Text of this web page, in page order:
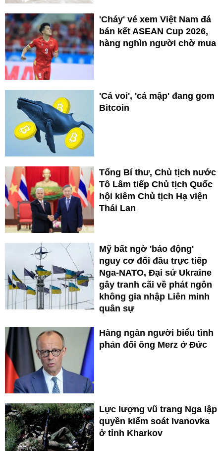
'Cháy' vé xem Việt Nam đá
bán kết ASEAN Cup 2026,
hàng nghìn người chờ mua
'Cá voi', 'cá mập' đang gom
Bitcoin
Tổng Bí thư, Chủ tịch nước
Tô Lâm tiếp Chủ tịch Quốc
hội kiêm Chủ tịch Hạ viện
Thái Lan
Mỹ bất ngờ 'báo động'
nguy cơ đối đầu trực tiếp
Nga-NATO, Đại sứ Ukraine
gây tranh cãi về phát ngôn
không gia nhập Liên minh
quân sự
Hàng ngàn người biểu tình
phản đối ông Merz ở Đức
Lực lượng vũ trang Nga lập
quyền kiểm soát Ivanovka
ở tỉnh Kharkov